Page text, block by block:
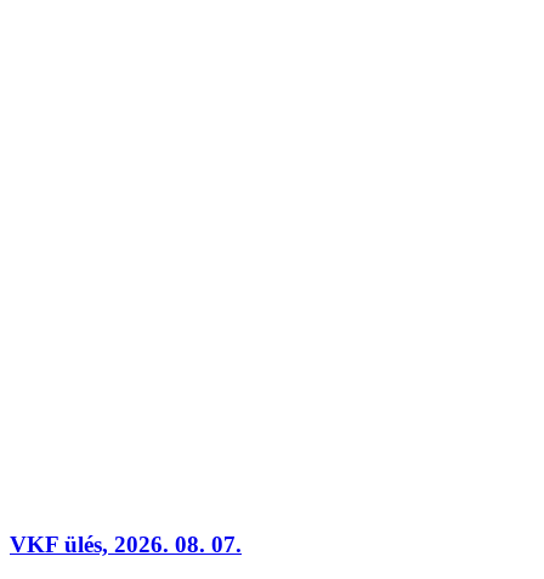
VKF ülés, 2026. 08. 07.